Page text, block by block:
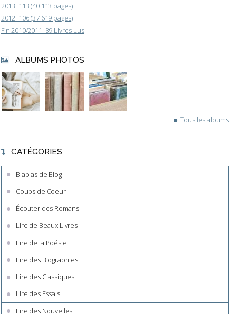
2013: 113 (40 113 pages)
2012: 106 (37 619 pages)
Fin 2010/2011: 89 Livres Lus
ALBUMS PHOTOS
Tous les albums
CATÉGORIES
Blablas de Blog
Coups de Coeur
Écouter des Romans
Lire de Beaux Livres
Lire de la Poésie
Lire des Biographies
Lire des Classiques
Lire des Essais
Lire des Nouvelles